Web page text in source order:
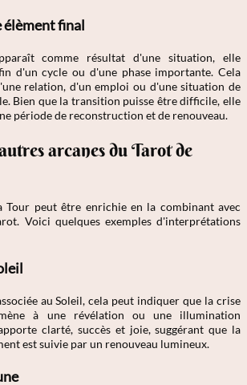
élèment final
comme résultat d'une situation, elle
d'un cycle ou d'une phase importante. Cela
relation, d'un emploi ou d'une situation de
Bien que la transition puisse être difficile, elle
période de reconstruction et de renouveau.
arcanes du Tarot de
Tour peut être enrichie en la combinant avec
Voici quelques exemples d'interprétations
au Soleil, cela peut indiquer que la crise
à une révélation ou une illumination
clarté, succès et joie, suggérant que la
est suivie par un renouveau lumineux.